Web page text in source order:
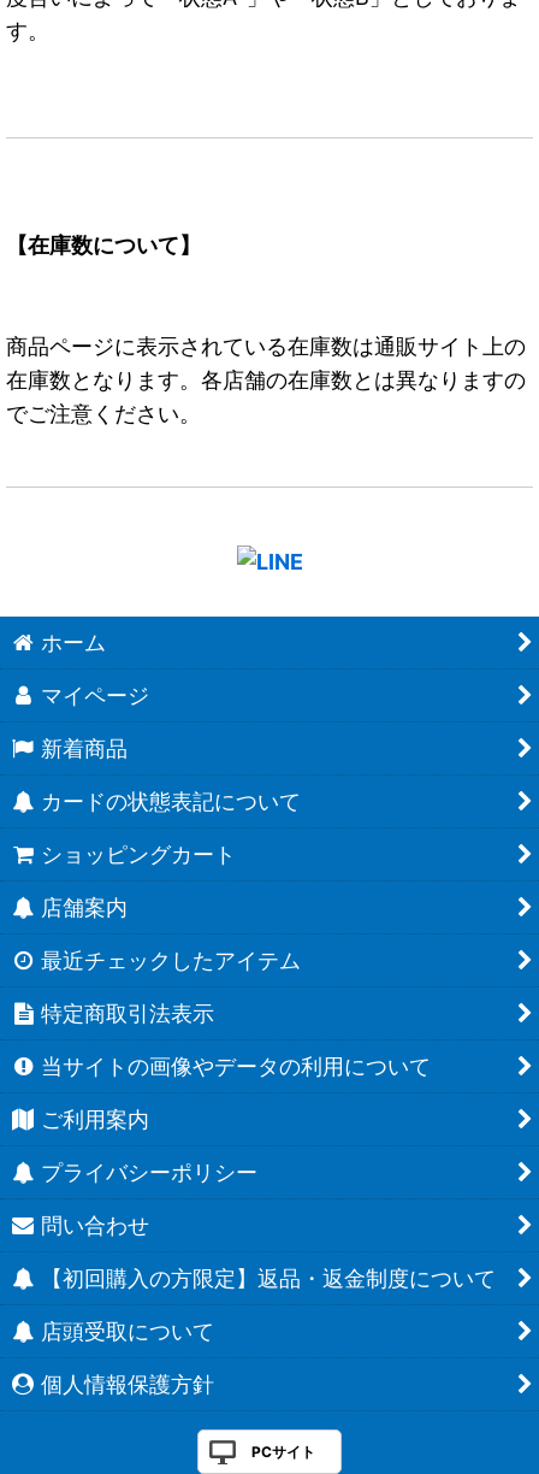
す。
【在庫数について】
商品ページに表示されている在庫数は通販サイト上の
在庫数となります。各店舗の在庫数とは異なりますの
でご注意ください。
ホーム
マイページ
新着商品
カードの状態表記について
ショッピングカート
店舗案内
最近チェックしたアイテム
特定商取引法表示
当サイトの画像やデータの利用について
ご利用案内
プライバシーポリシー
問い合わせ
【初回購入の方限定】返品・返金制度について
店頭受取について
個人情報保護方針
PCサイト